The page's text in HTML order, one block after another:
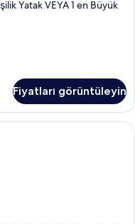
Yatak VEYA 1 en Büyük
Fiyatları görüntüleyin